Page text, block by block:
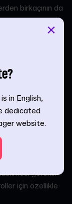
birkaçının da
Cesaret ve
en güçlü ve
mücadelelere
değerlerine
Gerçekten
olabilmesi
gerekir.
için özellikle
in English,
dedicated
website.
×